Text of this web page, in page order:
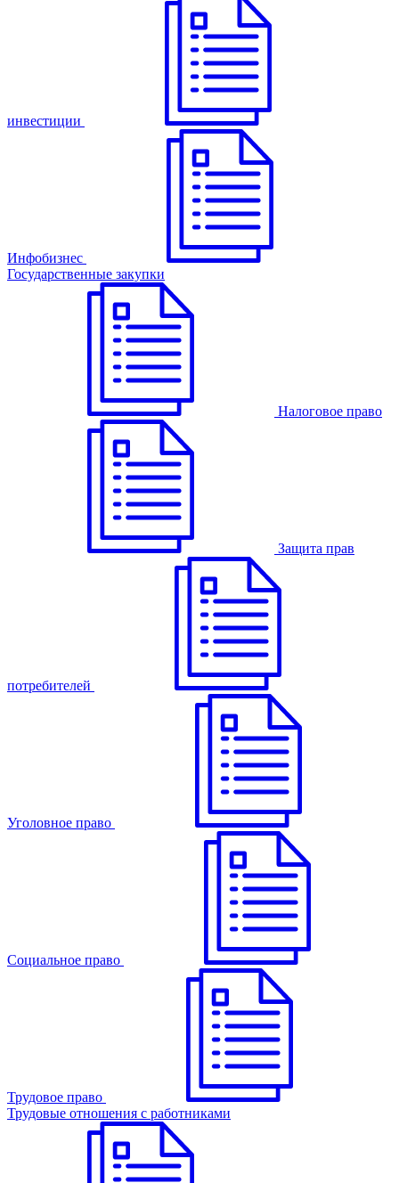
инвестиции
Инфобизнес
Государственные закупки
Налоговое право
Защита прав
потребителей
Уголовное право
Cоциальное право
Трудовое право
Трудовые отношения с работниками